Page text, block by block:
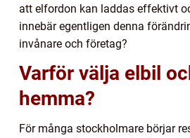
att elfordon kan laddas effektivt
innebär egentligen denna
invånare och företag?
Varför välja elbil
hemma?
För många stockholmare börjar